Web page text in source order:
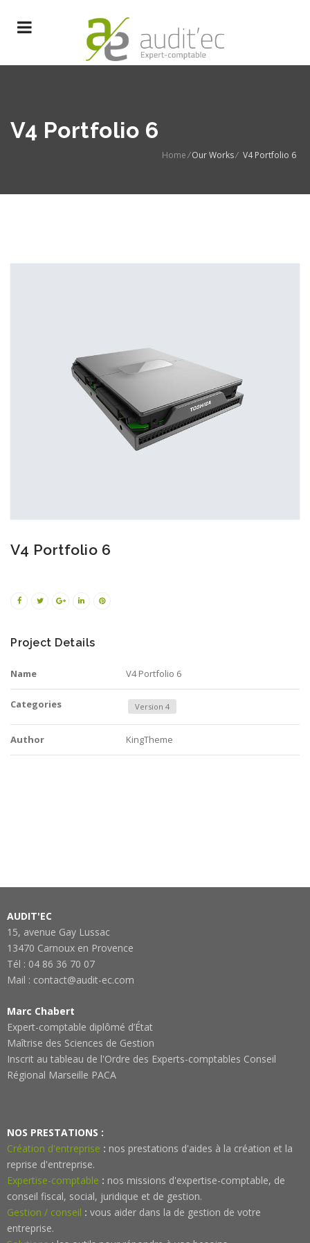
V4 Portfolio 6
Home/Our Works/ V4 Portfolio 6
V4 Portfolio 6
Project Details
Name V4 Portfolio 6
Categories Version 4
Author KingTheme
AUDIT'EC
15, avenue Gay Lussac
13470 Carnoux en Provence
Tél : 04 86 36 70 07
Mail : contact@audit-ec.com
Marc Chabert
Expert-comptable diplômé d’État
Maîtrise des Sciences de Gestion
Inscrit au tableau de l'Ordre des Experts-comptables Conseil
Régional Marseille PACA
NOS PRESTATIONS :
Création d'entreprise : nos prestations d'aides à la création et la
reprise d'entreprise.
Expertise-comptable : nos missions d'expertise-comptable, de
conseil fiscal, social, juridique et de gestion.
Gestion / conseil : vous aider dans la de gestion de votre
entreprise.